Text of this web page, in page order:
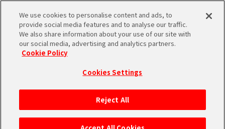
2018.12.17
INFORMATION
We use cookies to personalise content and ads, to
provide social media features and to analyse our traffic.
We also share information about your use of our site with
our social media, advertising and analytics partners.
Cookie Policy
Cookies Settings
Reject All